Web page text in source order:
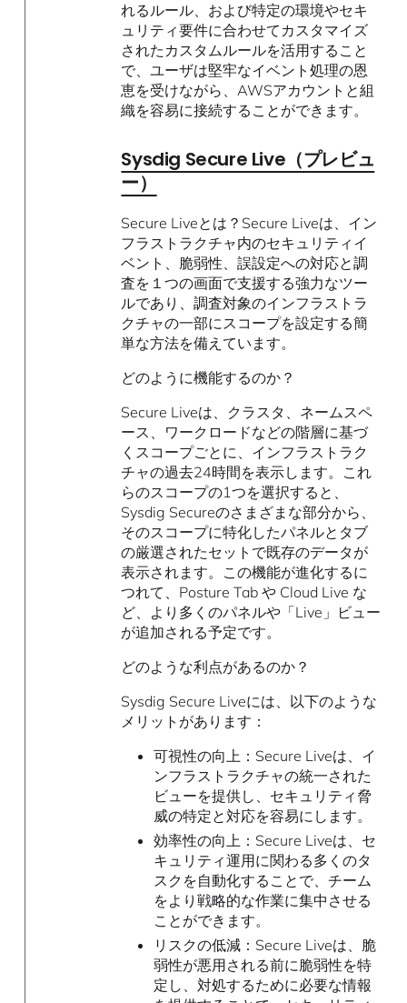
れるルール、および特定の環境やセキ
ュリティ要件に合わせてカスタマイズ
されたカスタムルールを活用すること
で、ユーザは堅牢なイベント処理の恩
恵を受けながら、AWSアカウントと組
織を容易に接続することができます。
Sysdig Secure Live（プレビュ
ー）
Secure Liveとは？Secure Liveは、イン
フラストラクチャ内のセキュリティイ
ベント、脆弱性、誤設定への対応と調
査を１つの画面で支援する強力なツー
ルであり、調査対象のインフラストラ
クチャの一部にスコープを設定する簡
単な方法を備えています。
どのように機能するのか？
Secure Liveは、クラスタ、ネームスペ
ース、ワークロードなどの階層に基づ
くスコープごとに、インフラストラク
チャの過去24時間を表示します。これ
らのスコープの1つを選択すると、
Sysdig Secureのさまざまな部分から、
そのスコープに特化したパネルとタブ
の厳選されたセットで既存のデータが
表示されます。この機能が進化するに
つれて、Posture Tab や Cloud Live な
ど、より多くのパネルや「Live」ビュー
が追加される予定です。
どのような利点があるのか？
Sysdig Secure Liveには、以下のような
メリットがあります：
可視性の向上：Secure Liveは、イ
ンフラストラクチャの統一された
ビューを提供し、セキュリティ脅
威の特定と対応を容易にします。
効率性の向上：Secure Liveは、セ
キュリティ運用に関わる多くのタ
スクを自動化することで、チーム
をより戦略的な作業に集中させる
ことができます。
リスクの低減：Secure Liveは、脆
弱性が悪用される前に脆弱性を特
定し、対処するために必要な情報